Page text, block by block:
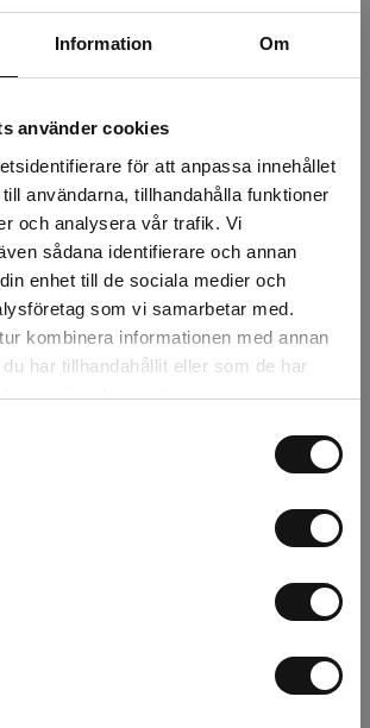
Information Om
använder cookies
för att anpassa innehållet
användarna, tillhandahålla funktioner
och analysera vår trafik. Vi
sådana identifierare och annan
enhet till de sociala medier och
som vi samarbetar med.
kombinera informationen med annan
har tillhandahållit eller som de har
använt deras tjänster.
Fågelskrämma
Uggla med rörligt
huvud
Finns i lager
265 kr